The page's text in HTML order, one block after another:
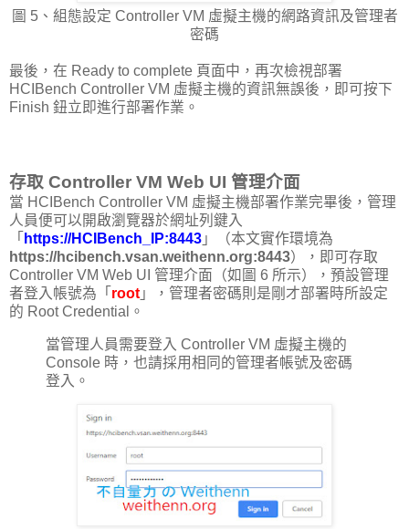
圖 5、組態設定 Controller VM 虛擬主機的網路資訊及管理者
密碼
最後，在 Ready to complete 頁面中，再次檢視部署
HCIBench Controller VM 虛擬主機的資訊無誤後，即可按下
Finish 鈕立即進行部署作業。
存取 Controller VM Web UI 管理介面
當 HCIBench Controller VM 虛擬主機部署作業完畢後，管理
人員便可以開啟瀏覽器於網址列鍵入
「 https://HCIBench_IP:8443 」（本文實作環境為
https://hcibench.vsan.weithenn.org:8443），即可存取
Controller VM Web UI 管理介面（如圖 6 所示），預設管理
者登入帳號為「 root 」，管理者密碼則是剛才部署時所設定
的 Root Credential。
當管理人員需要登入 Controller VM 虛擬主機的
Console 時，也請採用相同的管理者帳號及密碼
登入。